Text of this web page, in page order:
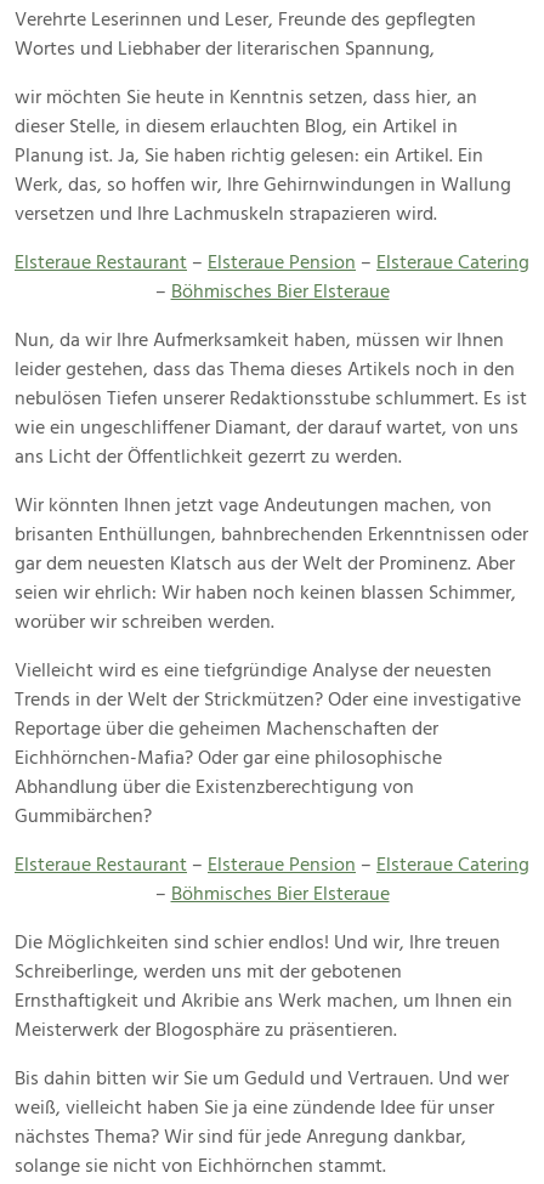
November
2024
Verehrte Leserinnen und Leser, Freunde des gepflegten
Wortes und Liebhaber der literarischen Spannung,
wir möchten Sie heute in Kenntnis setzen, dass hier, an
dieser Stelle, in diesem erlauchten Blog, ein Artikel in
Planung ist. Ja, Sie haben richtig gelesen: ein Artikel. Ein
Werk, das, so hoffen wir, Ihre Gehirnwindungen in Wallung
versetzen und Ihre Lachmuskeln strapazieren wird.
Elsteraue Restaurant – Elsteraue Pension – Elsteraue Catering
– Böhmisches Bier Elsteraue
Nun, da wir Ihre Aufmerksamkeit haben, müssen wir Ihnen
leider gestehen, dass das Thema dieses Artikels noch in den
nebulösen Tiefen unserer Redaktionsstube schlummert. Es ist
wie ein ungeschliffener Diamant, der darauf wartet, von uns
ans Licht der Öffentlichkeit gezerrt zu werden.
Wir könnten Ihnen jetzt vage Andeutungen machen, von
brisanten Enthüllungen, bahnbrechenden Erkenntnissen oder
gar dem neuesten Klatsch aus der Welt der Prominenz. Aber
seien wir ehrlich: Wir haben noch keinen blassen Schimmer,
worüber wir schreiben werden.
Vielleicht wird es eine tiefgründige Analyse der neuesten
Trends in der Welt der Strickmützen? Oder eine investigative
Reportage über die geheimen Machenschaften der
Eichhörnchen-Mafia? Oder gar eine philosophische
Abhandlung über die Existenzberechtigung von
Gummibärchen?
Elsteraue Restaurant – Elsteraue Pension – Elsteraue Catering
– Böhmisches Bier Elsteraue
Die Möglichkeiten sind schier endlos! Und wir, Ihre treuen
Schreiberlinge, werden uns mit der gebotenen
Ernsthaftigkeit und Akribie ans Werk machen, um Ihnen ein
Meisterwerk der Blogosphäre zu präsentieren.
Bis dahin bitten wir Sie um Geduld und Vertrauen. Und wer
weiß, vielleicht haben Sie ja eine zündende Idee für unser
nächstes Thema? Wir sind für jede Anregung dankbar,
solange sie nicht von Eichhörnchen stammt.